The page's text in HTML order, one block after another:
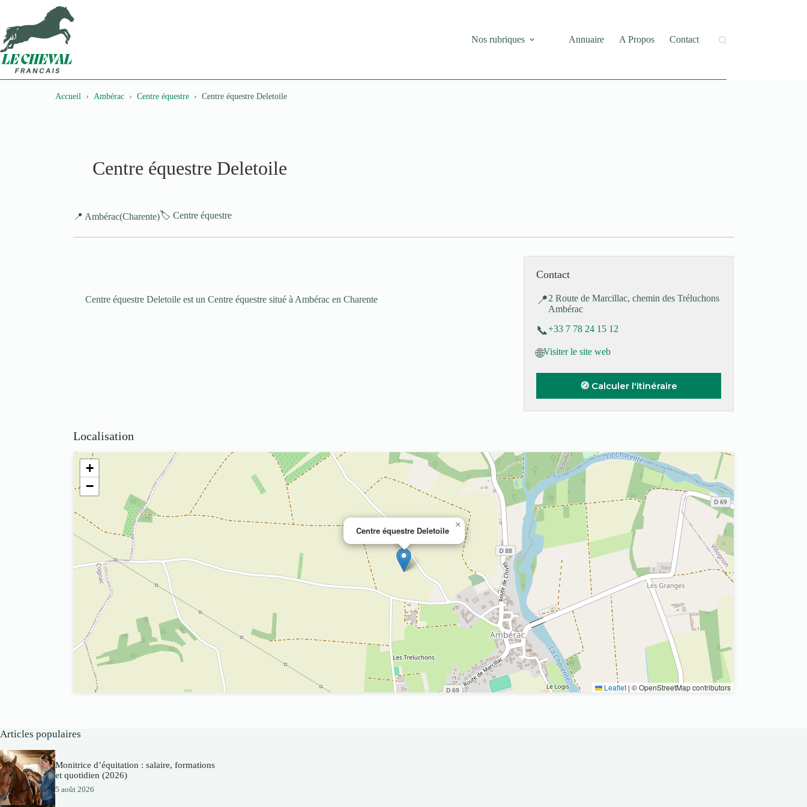
contenu
Nos rubriques
Annuaire A Propos Contact
Accueil Ambérac Centre équestre Centre équestre Deletoile
Centre équestre Deletoile
📍 Ambérac(Charente)🏷️ Centre équestre
Centre équestre Deletoile est un Centre équestre situé à Ambérac en Charente
Contact
📍2 Route de Marcillac, chemin des Tréluchons
Ambérac
📞+33 7 78 24 15 12
🌐Visiter le site web
🧭 Calculer l'itinéraire
Localisation
Centre équestre Deletoile
×
+
−
Leaflet | © OpenStreetMap contributors
Articles populaires
Monitrice d’équitation : salaire, formations
et quotidien (2026)
5 août 2026